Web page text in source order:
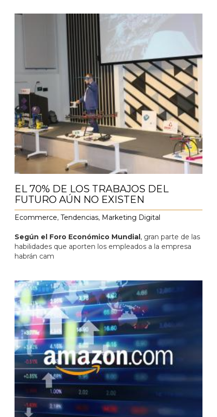
EL 70% DE LOS TRABAJOS DEL
FUTURO AÚN NO EXISTEN
Ecommerce, Tendencias, Marketing Digital
Según el Foro Económico Mundial, gran parte de las
habilidades que aporten los empleados a la empresa
habrán cam